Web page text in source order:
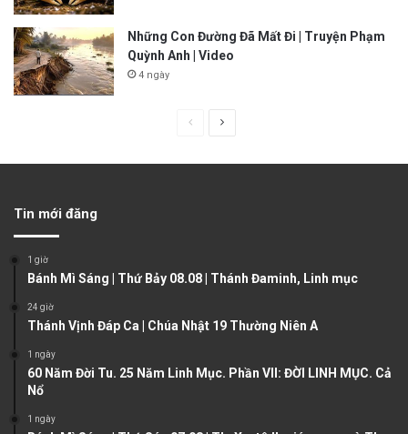
Những Con Đường Đã Mất Đi | Truyện Phạm
Quỳnh Anh | Video
4 ngày
u
p
g
g
Tin mới đăng
1 giờ
Bánh Mì Sáng | Thứ Bảy 08.08 | Thánh Đaminh, Linh mục
24 giờ
Thánh Vịnh Đáp Ca | Chúa Nhật 19 Thường Niên A
1 ngày
60 Năm Đời Tu. 25 Năm Linh Mục. Phần VII: ĐỜI LINH MỤC. Cả
Nổ
1 ngày